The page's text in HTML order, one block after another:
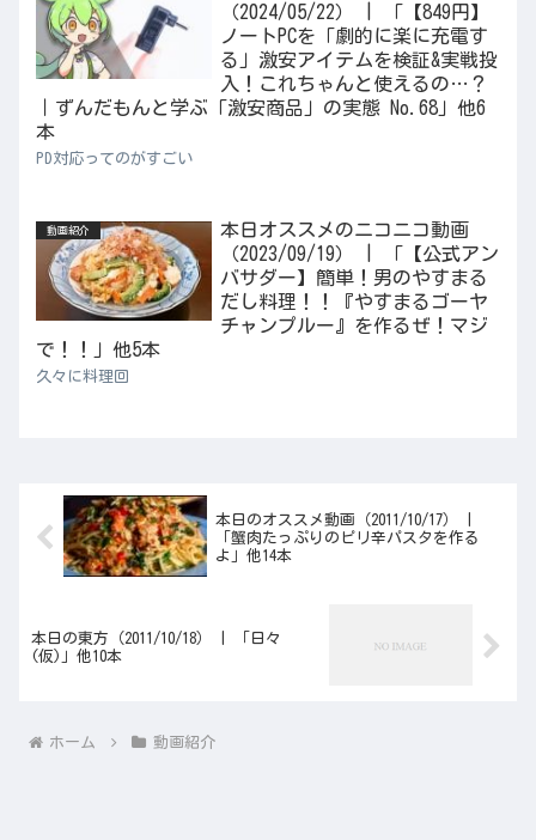
（2024/05/22） | 「【849円】
ノートPCを「劇的に楽に充電す
る」激安アイテムを検証&実戦投
入！これちゃんと使えるの…？
｜ずんだもんと学ぶ「激安商品」の実態 No.68」他6
本
PD対応ってのがすごい
動画紹介
本日オススメのニコニコ動画
（2023/09/19） | 「【公式アン
バサダー】簡単！男のやすまる
だし料理！！『やすまるゴーヤ
チャンプルー』を作るぜ！マジ
で！！」他5本
久々に料理回
本日のオススメ動画（2011/10/17） |
「蟹肉たっぷりのピリ辛パスタを作る
よ」他14本
本日の東方（2011/10/18） | 「日々
(仮)」他10本
ホーム 動画紹介